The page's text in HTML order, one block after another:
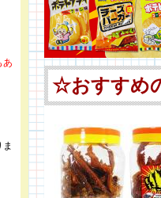
あ